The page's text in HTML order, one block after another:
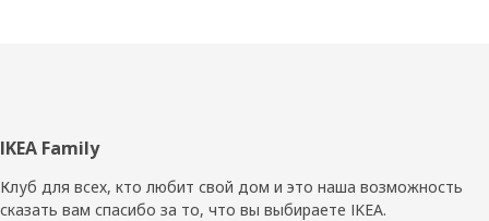
Нижний
колонтитул
IKEA Family
Клуб для всех, кто любит свой дом и это наша возможность
сказать вам спасибо за то, что вы выбираете IKEA.